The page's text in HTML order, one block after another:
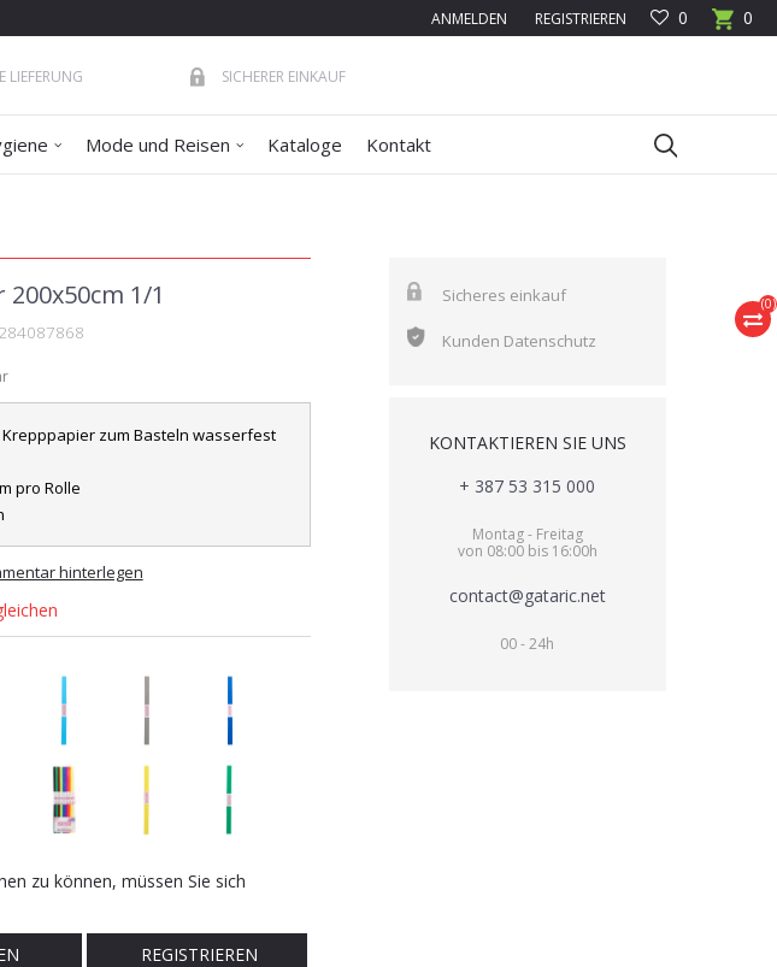
0
0
ANMELDEN REGISTRIEREN
LIEFERUNG SICHERER EINKAUF
Mode und Reisen Kataloge Kontakt
(0)
1/1
Krepppapier zum Basteln wasserfest
pro Rolle
hinterlegen
zu können, müssen Sie sich
REGISTRIEREN
Sicheres einkauf
Kunden Datenschutz
KONTAKTIEREN SIE UNS
+ 387 53 315 000
Montag - Freitag
von 08:00 bis 16:00h
contact@gataric.net
00 - 24h